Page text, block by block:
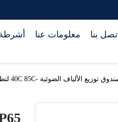
معلومات عنا اتصل بنا